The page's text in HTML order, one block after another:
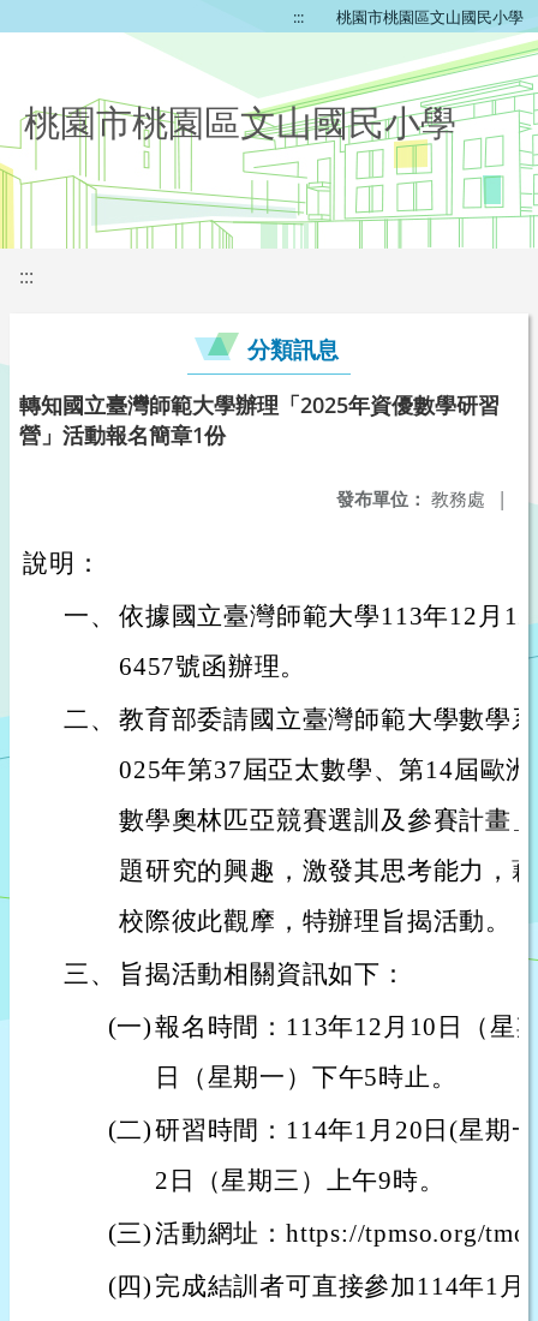
::: 桃園市桃園區文山國民小學
桃園市桃園區文山國民小學
:::
分類訊息
轉知國立臺灣師範大學辦理「2025年資優數學研習
營」活動報名簡章1份
發布單位： 教務處 |
說明：
一、 依據國立臺灣師範大學113年12月
6457號函辦理。
二、 教育部委請國立臺灣師範大學數學
025年第37屆亞太數學、第14屆歐
數學奧林匹亞競賽選訓及參賽計畫
題研究的興趣，激發其思考能力，
校際彼此觀摩，特辦理旨揭活動。
三、
旨揭活動相關資訊如下：
(一)報名時間：113年12月10日（星
日（星期一）下午5時止。
(二)研習時間：114年1月20日(星期
2日（星期三）上午9時。
(三)活動網址：https://tpmso.org/
(四) 完成結訓者可直接參加114年1月